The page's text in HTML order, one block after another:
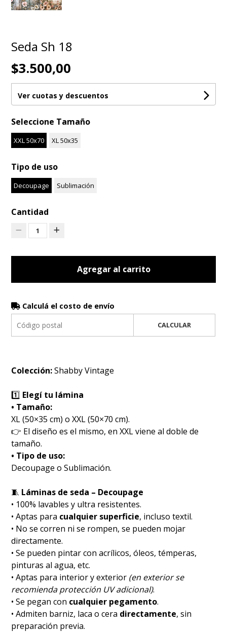
Seda Sh 18
$3.500,00
Ver cuotas y descuentos
Seleccione Tamaño
XXL 50x70 XL 50x35
Tipo de uso
Decoupage Sublimación
Cantidad
1
Agregar al carrito
Calculá el costo de envío
CALCULAR
Colección:Shabby Vintage
1️⃣ Elegí tu lámina
• Tamaño:
XL (50×35 cm) o XXL (50×70 cm).
👉 El diseño es el mismo, en XXL viene al doble de
tamaño.
• Tipo de uso:
Decoupage o Sublimación.
🧵 Láminas de seda – Decoupage
• 100% lavables y ultra resistentes.
• Aptas para cualquier superficie, incluso textil.
• No se corren ni se rompen, se pueden mojar
directamente.
• Se pueden pintar con acrílicos, óleos, témperas,
pinturas al agua, etc.
• Aptas para interior y exterior (en exterior se
recomienda protección UV adicional).
• Se pegan con cualquier pegamento.
• Admiten barniz, laca o cera directamente, sin
preparación previa.